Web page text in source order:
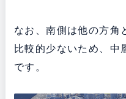
なお、南側は他の方角
比較的少ないため、中
です。